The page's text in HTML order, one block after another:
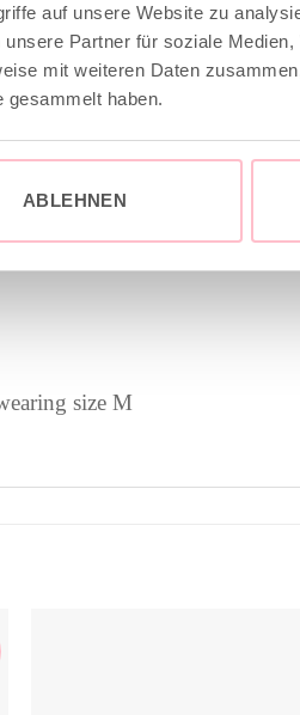
auf unsere Website zu
unsere Partner für soziale
mit weiteren Daten
gesammelt haben.
ABLEHNEN
in purple, designed to pair
size M